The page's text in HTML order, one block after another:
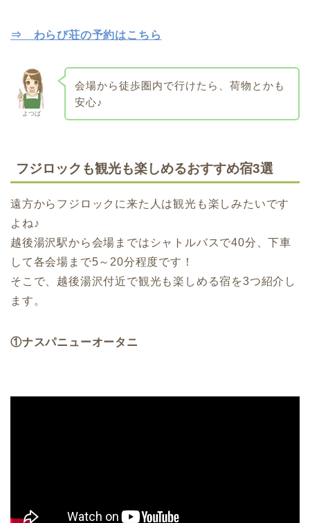
⇒ わらび荘の予約はこちら
よつば
会場から徒歩圏内で行けたら、荷物とかも
安心♪
フジロックも観光も楽しめるおすすめ宿3選
遠方からフジロックに来た人は観光も楽しみたいです
よね♪
越後湯沢駅から会場まではシャトルバスで40分、下車
して各会場まで5～20分程度です！
そこで、越後湯沢付近で観光も楽しめる宿を3つ紹介し
ます。
①ナスパニューオータニ